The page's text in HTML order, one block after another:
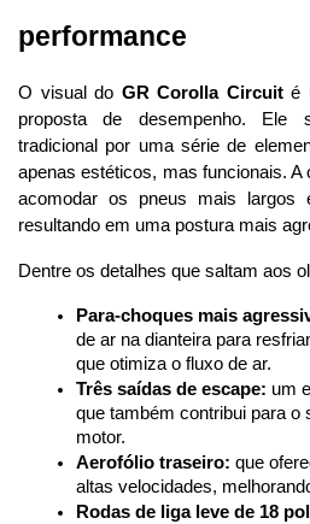
performance
O visual do GR Corolla Circuit é
proposta de desempenho. Ele
tradicional por uma série de
apenas estéticos, mas funcionais. A
acomodar os pneus mais largos
resultando em uma postura mais
Dentre os detalhes que saltam aos
Para-choques mais
de ar na dianteira para
que otimiza o fluxo de ar.
Três saídas de escape: um
que também contribui para o
motor.
Aerofólio traseiro: que
altas velocidades,
Rodas de liga leve de 18